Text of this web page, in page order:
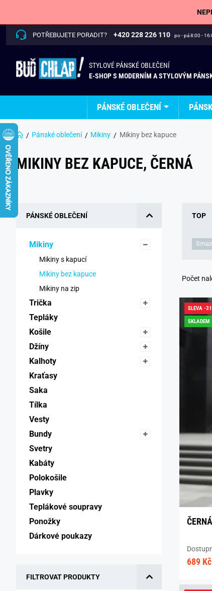
POTŘEBUJETE PORADIT? +420 228 226 110 po - pá 8:00 -
STYLOVÉ PÁNSKÉ OBLEČENÍ
E-SHOP S MODERNÍM A STYLOVÝM
PÁNSKÉ OBLEČENÍ
Pánské oblečení Mikiny Mikiny bez kapuce
MIKINY BEZ KAPUCE, ČERNÁ
PÁNSKÉ OBLEČENÍ
Mikiny
Mikiny s kapucí
Mikiny bez kapuce
Mikiny na zip
Trička
Tepláky
Košile
Džíny
Kalhoty
Kraťasy
Saka
Tílka
Vesty
Bundy
Svetry
Kabáty
Polokošile
Plavky
Teplákové soupravy
Ponožky
Dárkové poukazy
FILTROVAT PRODUKTY
TOP
Počet
SLEVA -
SKLADEM
689 Kč